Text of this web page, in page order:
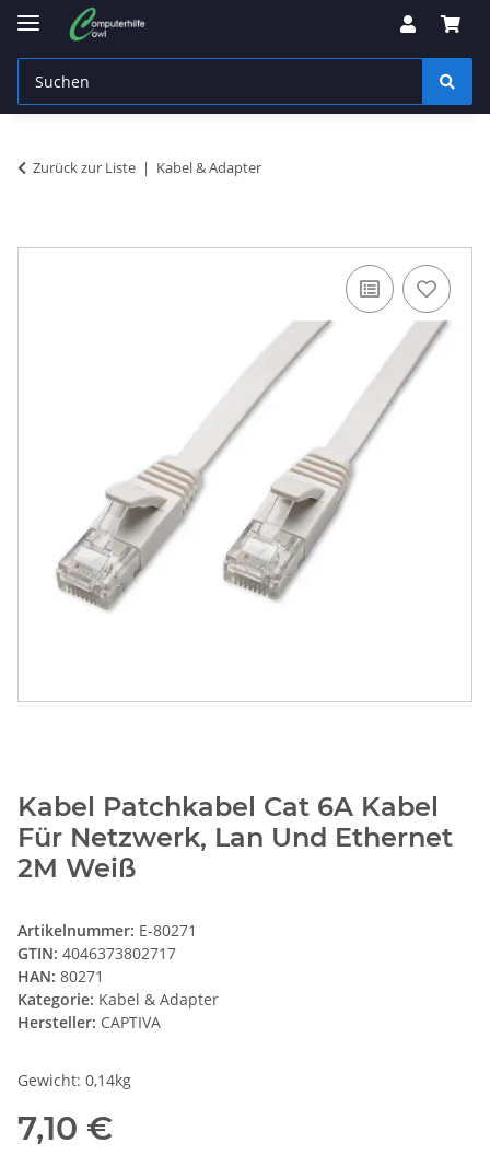
Zurück zur Liste Kabel & Adapter
Kabel Patchkabel Cat 6A Kabel
Für Netzwerk, Lan Und Ethernet
2M Weiß
Artikelnummer: E-80271
GTIN: 4046373802717
HAN: 80271
Kategorie: Kabel & Adapter
Hersteller: CAPTIVA
Gewicht: 0,14kg
7,10 €